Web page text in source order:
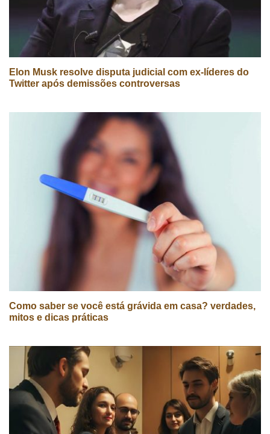
Elon Musk resolve disputa judicial com ex-líderes do
Twitter após demissões controversas
Como saber se você está grávida em casa? verdades,
mitos e dicas práticas